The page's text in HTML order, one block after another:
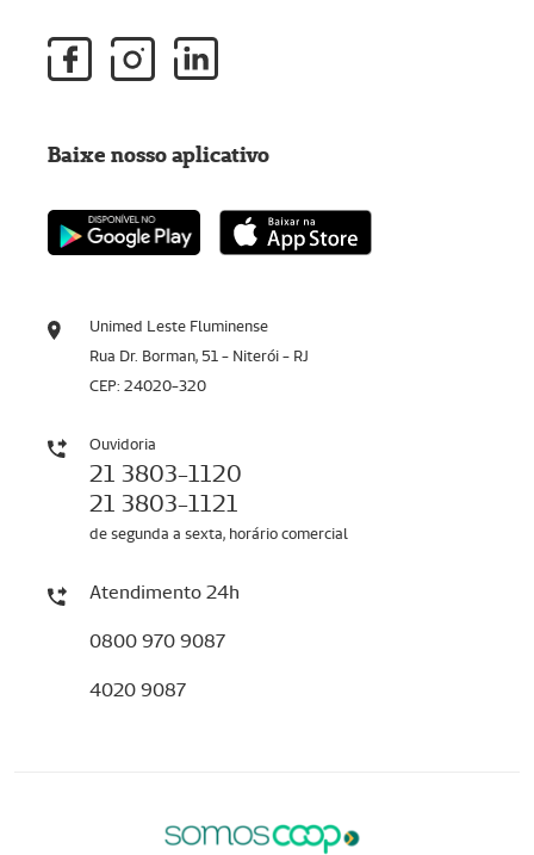
Unimed Leste Fluminense
Rua Dr. Borman, 51 - Niterói - RJ
CEP: 24020-320
Ouvidoria
21 3803-1120
21 3803-1121
de segunda a sexta, horário comercial
Atendimento 24h
0800 970 9087
4020 9087
Baixe nosso aplicativo